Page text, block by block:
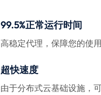
99.5%正常运行时间
高稳定代理，保障您的使用
超快速度
由于分布式云基础设施，